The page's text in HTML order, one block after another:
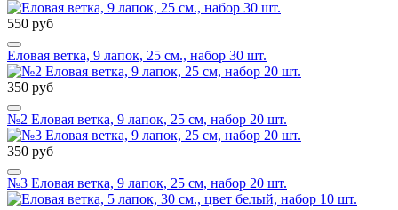
550 руб
Еловая ветка, 9 лапок, 25 см., набор 30 шт.
350 руб
№2 Еловая ветка, 9 лапок, 25 см, набор 20 шт.
350 руб
№3 Еловая ветка, 9 лапок, 25 см, набор 20 шт.